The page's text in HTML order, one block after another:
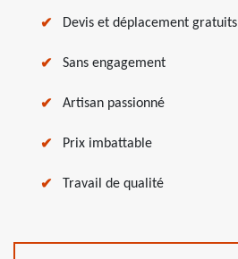
Devis et déplacement gratuits
Sans engagement
Artisan passionné
Prix imbattable
Travail de qualité